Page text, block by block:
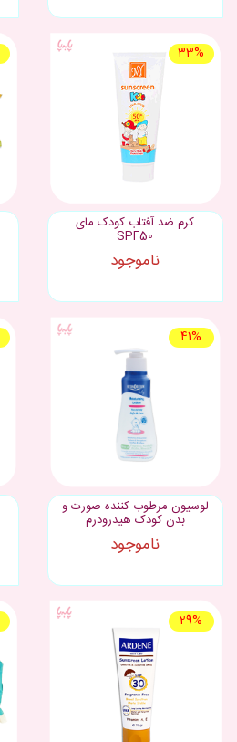
33%
کرم ضد آفتاب کودک مای
SPF50
ناموجود
41%
لوسیون مرطوب کننده صورت و
بدن کودک هیدرودرم
ناموجود
29%